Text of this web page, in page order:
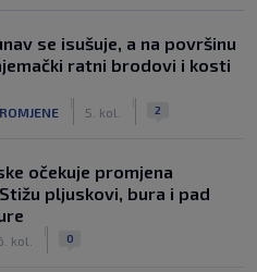
se isušuje, a na površinu
ratni brodovi i kosti
5. kol. 2
očekuje promjena
pljuskovi, bura i pad
kol. 0